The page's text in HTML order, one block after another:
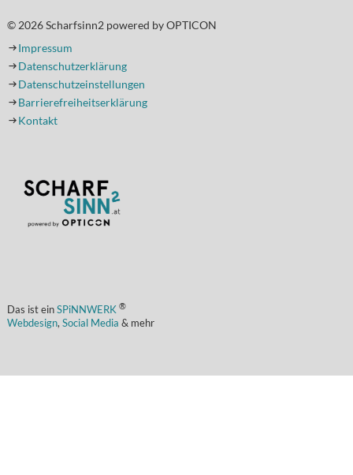
© 2026 Scharfsinn2 powered by OPTICON
Impressum
Datenschutzerklärung
Datenschutzeinstellungen
Barrierefreiheitserklärung
Kontakt
Das ist ein SPiNNWERK ®
Webdesign, Social Media & mehr